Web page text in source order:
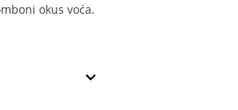
okus voća.